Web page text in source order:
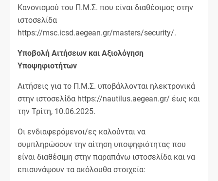
Κανονισμού του Π.Μ.Σ. που είναι διαθέσιμος στην
ιστοσελίδα
https://msc.icsd.aegean.gr/masters/security/.
Υποβολή Αιτήσεων και Αξιολόγηση
Υποψηφιοτήτων
Αιτήσεις για το Π.Μ.Σ. υποβάλλονται ηλεκτρονικά
στην ιστοσελίδα https://nautilus.aegean.gr/ έως και
την Τρίτη, 10.06.2025.
Οι ενδιαφερόμενοι/ες καλούνται να
συμπληρώσουν την αίτηση υποψηφιότητας που
είναι διαθέσιμη στην παραπάνω ιστοσελίδα και να
επισυνάψουν τα ακόλουθα στοιχεία: